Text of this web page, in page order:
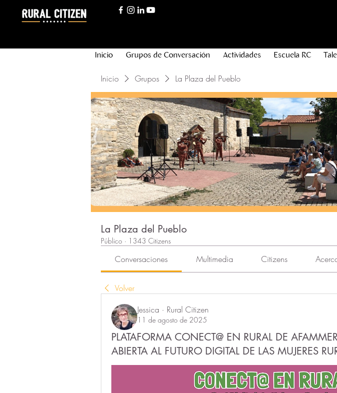
Inicio Grupos de Conversación Actividades Escuela RC
Inicio Grupos La Plaza del Pueblo
La Plaza del Pueblo
Público · 1343 Citizens
Conversaciones Multimedia Citizens
Volver
Jessica · Rural Citizen
11 de agosto de 2025
PLATAFORMA CONECT@ EN RURAL DE
ABIERTA AL FUTURO DIGITAL DE LAS MUJERES